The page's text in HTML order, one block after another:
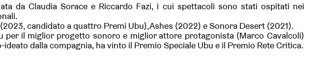
da Claudia Sorace e Riccardo Fazi, i cui spettacoli sono stati ospitati nei
candidato a quattro Premi Ubu),Ashes (2022) e Sonora Desert (2021).
per il miglior progetto sonoro e miglior attore protagonista (Marco Cavalcoli)
dalla compagnia, ha vinto il Premio Speciale Ubu e il Premio Rete Critica.